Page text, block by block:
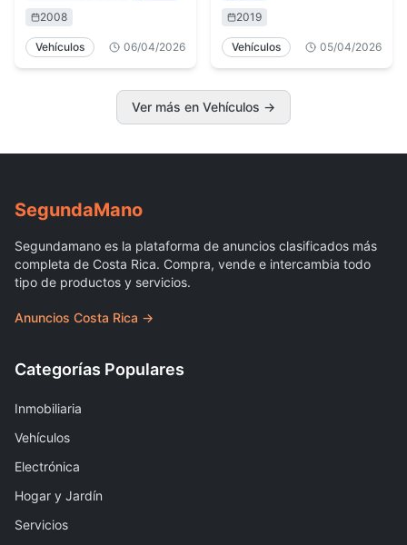
2008
Vehículos 06/04/2026
2019
Vehículos 05/04/2026
Ver más en Vehículos →
SegundaMano
Segundamano es la plataforma de anuncios clasificados más
completa de Costa Rica. Compra, vende e intercambia todo
tipo de productos y servicios.
Anuncios Costa Rica →
Categorías Populares
Inmobiliaria
Vehículos
Electrónica
Hogar y Jardín
Servicios